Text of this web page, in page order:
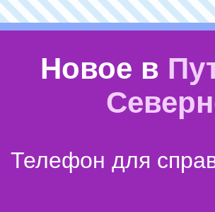
Новое в
Телефон для